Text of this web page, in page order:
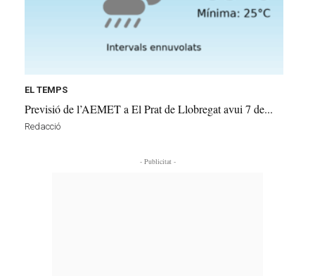
EL TEMPS
Previsió de l’AEMET a El Prat de Llobregat avui 7 de...
Redacció
- Publicitat -